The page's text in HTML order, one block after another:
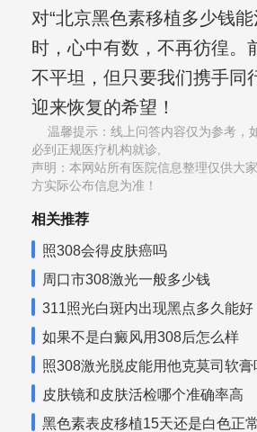
对“北京黑色素移植多少钱
时，心中有数，不再彷徨。
不平坦，但只要我们携手同
迎来恢复的希望！
温馨提示：线上问答内容仅为参考，
必到正规医疗机构就诊,
声明：本网站所有医院信息整理仅供大
方实际公布信息为准！
相关推荐
照308会得皮肤癌吗
周口市308激光一般多少钱
311照光白斑内出现黑点多久能好
如果不是白癜风用308后怎么样
照308激光脱皮能用他克莫司软膏
皮肤镜和皮肤活检哪个准确率高
黑色素表皮移植15天还是白色正